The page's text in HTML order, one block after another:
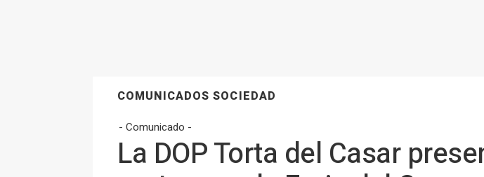
COMUNICADOS SOCIEDAD
- Comunicado -
La DOP Torta del Casar